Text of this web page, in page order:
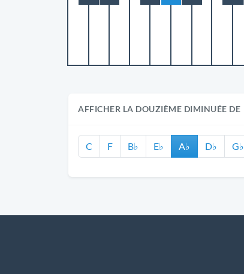
AFFICHER LA DOUZIÈME DIMINUÉE DE
C F B♭ E♭ A♭ D♭ G♭